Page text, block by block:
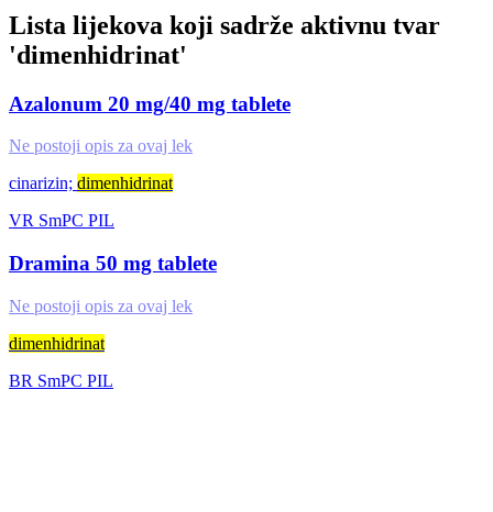
Lista lijekova koji sadrže aktivnu tvar
'dimenhidrinat'
Azalonum 20 mg/40 mg tablete
Ne postoji opis za ovaj lek
cinarizin; dimenhidrinat
VR SmPC PIL
Dramina 50 mg tablete
Ne postoji opis za ovaj lek
dimenhidrinat
BR SmPC PIL